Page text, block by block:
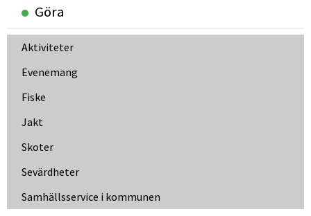
Göra
Aktiviteter
Evenemang
Fiske
Jakt
Skoter
Sevärdheter
Samhällsservice i kommunen